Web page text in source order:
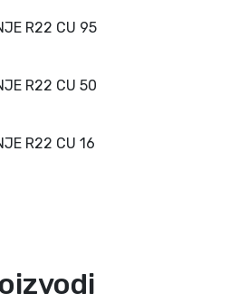
R22 CU 95
R22 CU 50
R22 CU 16